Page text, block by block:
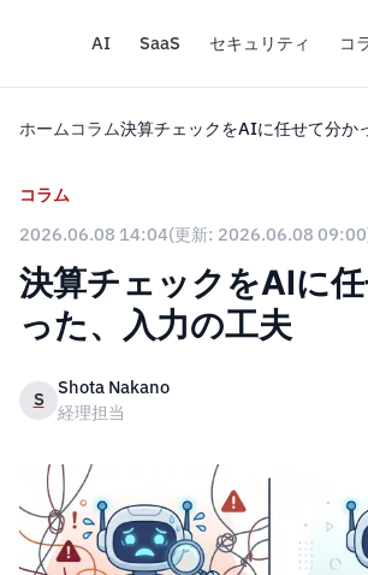
AI SaaS セキュリティ コ
ホームコラム決算チェックをAIに任せて分か
コラム
2026.06.08 14:04(更新: 2026.06.08
決算チェックをAIに
った、入力の工夫
S Shota Nakano
経理担当